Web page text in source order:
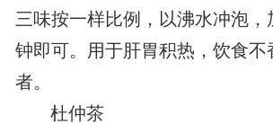
三味按一样比例，以沸水冲泡，
钟即可。用于肝胃积热，饮食不
者。
杜仲茶